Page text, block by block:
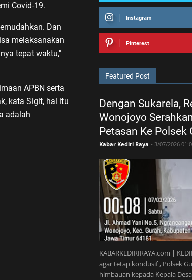
Covid-19.
Dan
melaksanakan
tepat waktu,"
APBN serta
kata Sigit, hal itu
adalah
Instagram
Pinterest
Featured Post
Dengan Sukarela,
Wonojoyo
Petasan Ke Polsek
Kabar Kediri Raya - 3/07/2026
KABARKEDIRIRAYA.com |
agar tetap kondusif , Polsek
himbauan kepada Kepala